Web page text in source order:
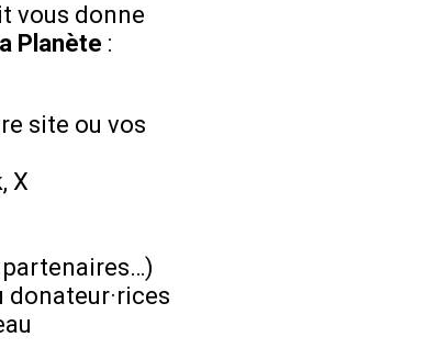
vous donne
Planète :
site ou vos
X
donateur·rices